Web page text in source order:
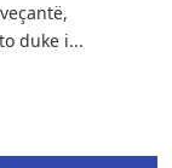
duke i...